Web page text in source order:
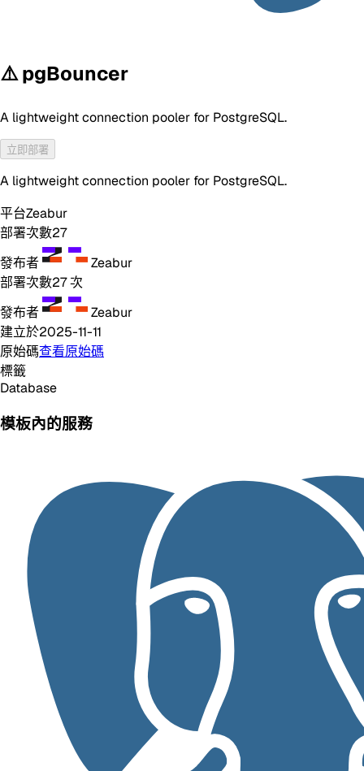
⚠️ pgBouncer
A lightweight connection pooler for PostgreSQL.
立即部署
A lightweight connection pooler for PostgreSQL.
平台Zeabur
部署次數27
發布者
Zeabur
部署次數27次
發布者
Zeabur
建立於2025-11-11
原始碼查看原始碼
標籤
Database
模板內的服務